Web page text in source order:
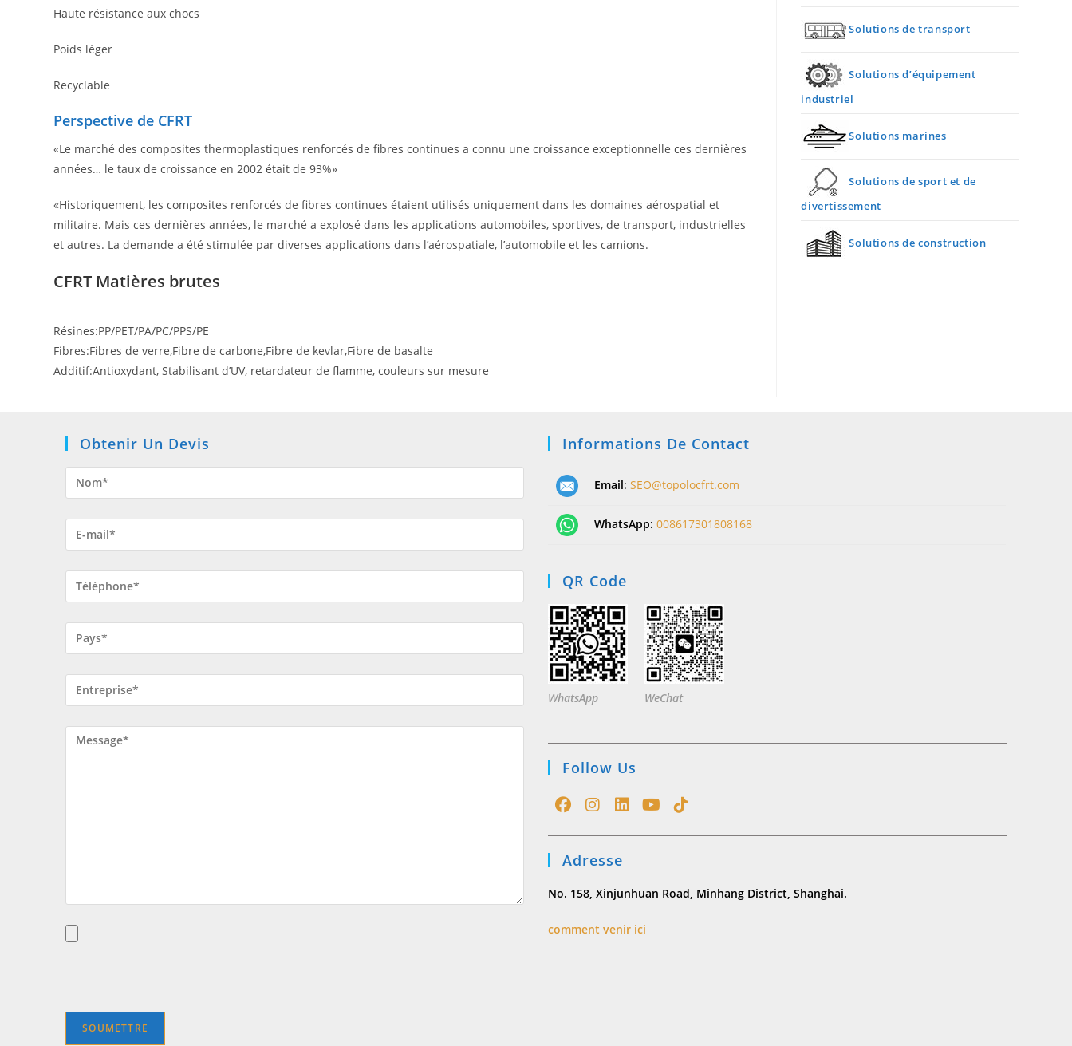
Haute résistance aux chocs
Poids léger
Recyclable
Perspective de CFRT
«Le marché des composites thermoplastiques renforcés de fibres continues a connu une croissance exceptionnelle ces dernières
années… le taux de croissance en 2002 était de 93%»
«Historiquement, les composites renforcés de fibres continues étaient utilisés uniquement dans les domaines aérospatial et
militaire. Mais ces dernières années, le marché a explosé dans les applications automobiles, sportives, de transport, industrielles
et autres. La demande a été stimulée par diverses applications dans l’aérospatiale, l’automobile et les camions.
CFRT Matières brutes
Résines:PP/PET/PA/PC/PPS/PE
Fibres:Fibres de verre,Fibre de carbone,Fibre de kevlar,Fibre de basalte
Additif:Antioxydant, Stabilisant d’UV, retardateur de flamme, couleurs sur mesure
Solutions de transport
Solutions d’équipement
industriel
Solutions marines
Solutions de sport et de
divertissement
Solutions de construction
Obtenir Un Devis Informations De Contact
Email: SEO@topolocfrt.com
WhatsApp: 008617301808168
QR Code
WhatsApp WeChat
Follow Us
new
a
new
a
new
new
new
Adresse
No. 158, Xinjunhuan Road, Minhang District, Shanghai.
comment venir ici